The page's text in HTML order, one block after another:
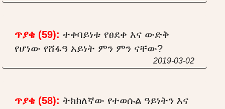
ጥያቄ (59): ተቀባይነቱ የፀደቀ እና ውድቅ
የሆነው የሸፋዓ አይነት ምን ምን ናቸው?
2019-03-02
ጥያቄ (58): ትክክለኛው የተወሱል ዓይነትን እና